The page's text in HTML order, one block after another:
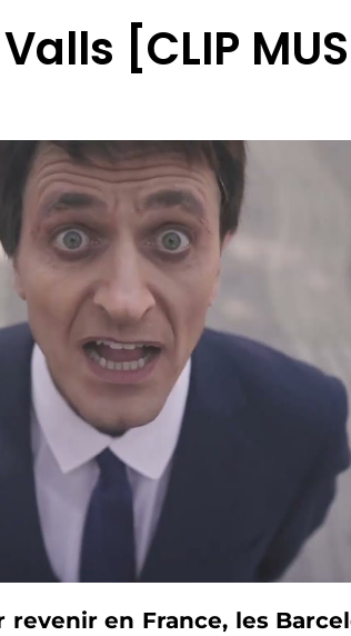
[CLIP
en France, les